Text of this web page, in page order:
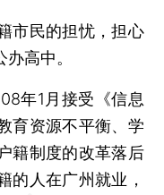
民的担忧，担心
高中。
年1月接受《信息
育资源不平衡、学
籍制度的改革落后
的人在广州就业，